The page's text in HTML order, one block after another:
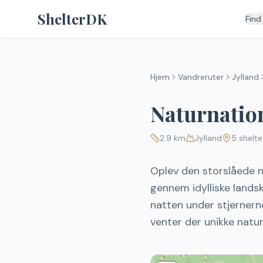
ShelterDK
Hjem Vandreruter Jylland
2.9 km Jylland 5
Oplev den storslåede
gennem idylliske
natten under
venter der unikke